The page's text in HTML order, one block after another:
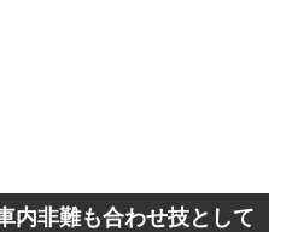
内非難も合わせ技として